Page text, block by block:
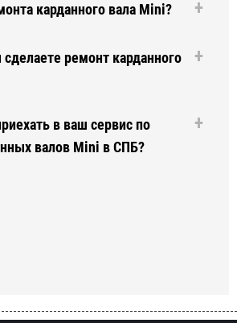
карданного вала Mini?
ремонт карданного
в ваш сервис по
валов Mini в СПБ?